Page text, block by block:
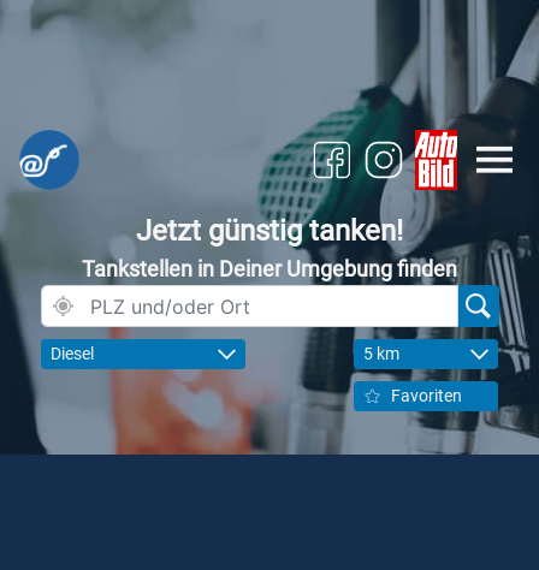
Jetzt günstig tanken!
Tankstellen in Deiner Umgebung finden
Diesel 5 km
Favoriten